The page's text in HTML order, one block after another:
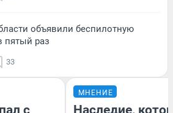
объявили беспилотную
пятый раз
33
с
МНЕНИЕ
Наследие,